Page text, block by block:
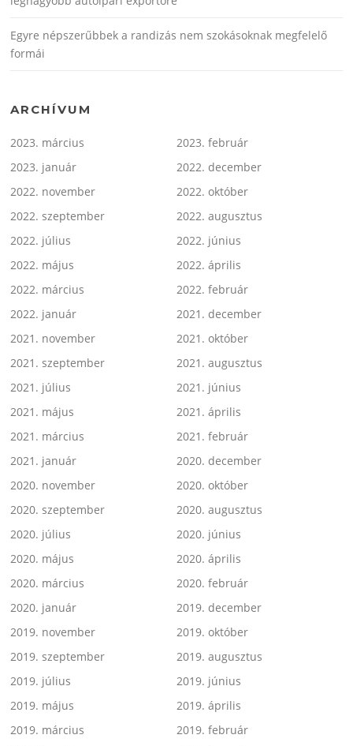
Egyre népszerűbbek a randizás nem szokásoknak megfelelő
formái
ARCHÍVUM
2023. március
2023. február
2023. január
2022. december
2022. november
2022. október
2022. szeptember
2022. augusztus
2022. július
2022. június
2022. május
2022. április
2022. március
2022. február
2022. január
2021. december
2021. november
2021. október
2021. szeptember
2021. augusztus
2021. július
2021. június
2021. május
2021. április
2021. március
2021. február
2021. január
2020. december
2020. november
2020. október
2020. szeptember
2020. augusztus
2020. július
2020. június
2020. május
2020. április
2020. március
2020. február
2020. január
2019. december
2019. november
2019. október
2019. szeptember
2019. augusztus
2019. július
2019. június
2019. május
2019. április
2019. március
2019. február